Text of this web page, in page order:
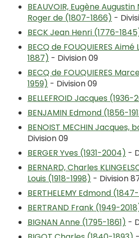
BEAUVOIR, Eugène Augustin
Roger de (1807-1866) -
BECK Jean Henri (1776-
BECQ de FOUQUIERES
1887) - Division 09
BECQ de FOUQUIERES
1959) - Division 09
BELLEFROID Jacques (1936-
BENJAMIN Edmond (1856-
BENOIST MECHIN Jacques,
Division 09
BERGER Yves (1931-2004) -
BERNARD, Charles
Louis (1918-1998) - Division
BERTHELEMY Edmond
BERTRAND Frank (1949-
BIGNAN Anne (1795-1861) -